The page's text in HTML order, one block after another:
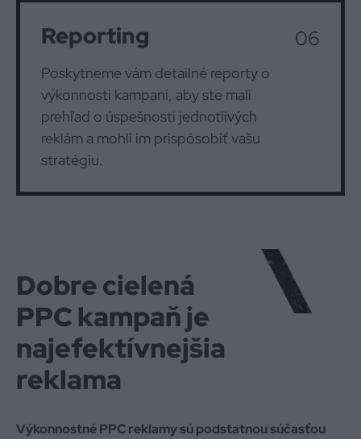
Reporting
Poskytneme vám detailné reporty o
výkonnosti kampaní, aby ste mali
prehľad o úspešnosti jednotlivých
reklám a mohli im prispôsobiť vašu
stratégiu.
06
Dobre cielená
PPC kampaň je
najefektívnejšia
reklama
Výkonnostné PPC reklamy sú podstatnou súčasťou